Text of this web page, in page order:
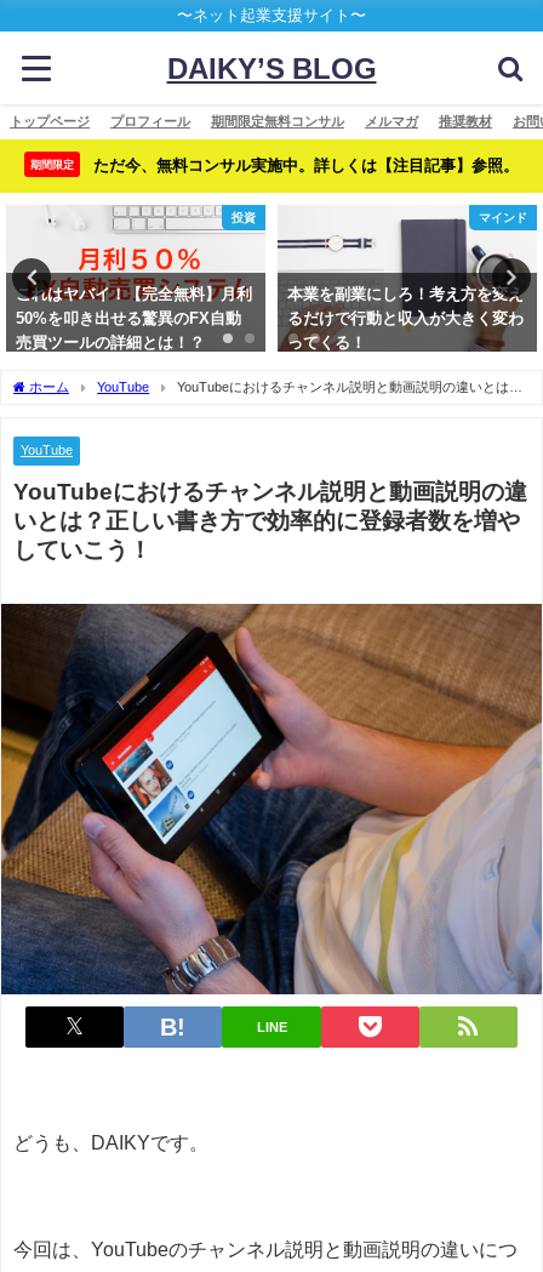
〜ネット起業支援サイト〜
DAIKY’S BLOG
トップページ プロフィール 期間限定無料コンサル メルマガ 推奨教材 お問
期間限定 ただ今、無料コンサル実施中。詳しくは【注目記事】参照。
投資
これはヤバイ！【完全無料】月利
50%を叩き出せる驚異のFX自動
売買ツールの詳細とは！？
マインド
本業を副業にしろ！考え方を変え
るだけで行動と収入が大きく変わ
ってくる！
ホーム YouTube
YouTubeにおけるチャンネル説明と動画説明の違いとは？
YouTube
YouTubeにおけるチャンネル説明と動画説明の違
いとは？正しい書き方で効率的に登録者数を増や
していこう！
LINE
どうも、DAIKYです。
今回は、YouTubeのチャンネル説明と動画説明の違いにつ